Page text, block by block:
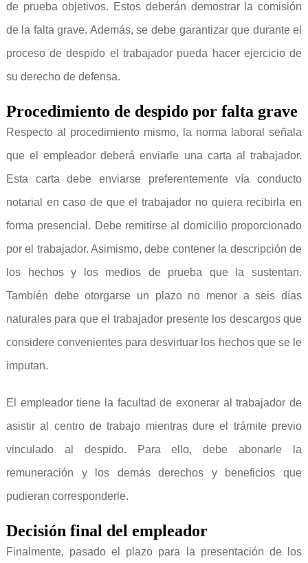
de prueba objetivos. Estos deberán demostrar la comisión
de la falta grave. Además, se debe garantizar que durante el
proceso de despido el trabajador pueda hacer ejercicio de
su derecho de defensa.
Procedimiento de despido por falta grave
Respecto al procedimiento mismo, la norma laboral señala
que el empleador deberá enviarle una carta al trabajador.
Esta carta debe enviarse preferentemente vía conducto
notarial en caso de que el trabajador no quiera recibirla en
forma presencial. Debe remitirse al domicilio proporcionado
por el trabajador. Asimismo, debe contener la descripción de
los hechos y los medios de prueba que la sustentan.
También debe otorgarse un plazo no menor a seis días
naturales para que el trabajador presente los descargos que
considere convenientes para desvirtuar los hechos que se le
imputan.
El empleador tiene la facultad de exonerar al trabajador de
asistir al centro de trabajo mientras dure el trámite previo
vinculado al despido. Para ello, debe abonarle la
remuneración y los demás derechos y beneficios que
pudieran corresponderle.
Decisión final del empleador
Finalmente, pasado el plazo para la presentación de los